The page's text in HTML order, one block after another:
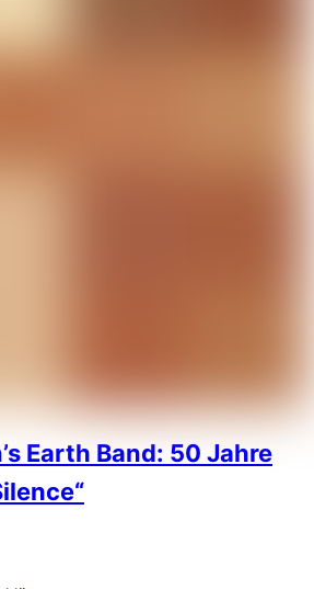
Earth Band: 50 Jahre